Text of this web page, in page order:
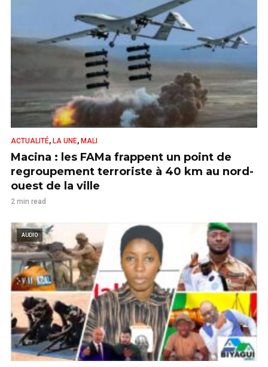
ACTUALITÉ, LA UNE, MALI
Macina : les FAMa frappent un point de
regroupement terroriste à 40 km au nord-
ouest de la ville
2 min read
AUDIO